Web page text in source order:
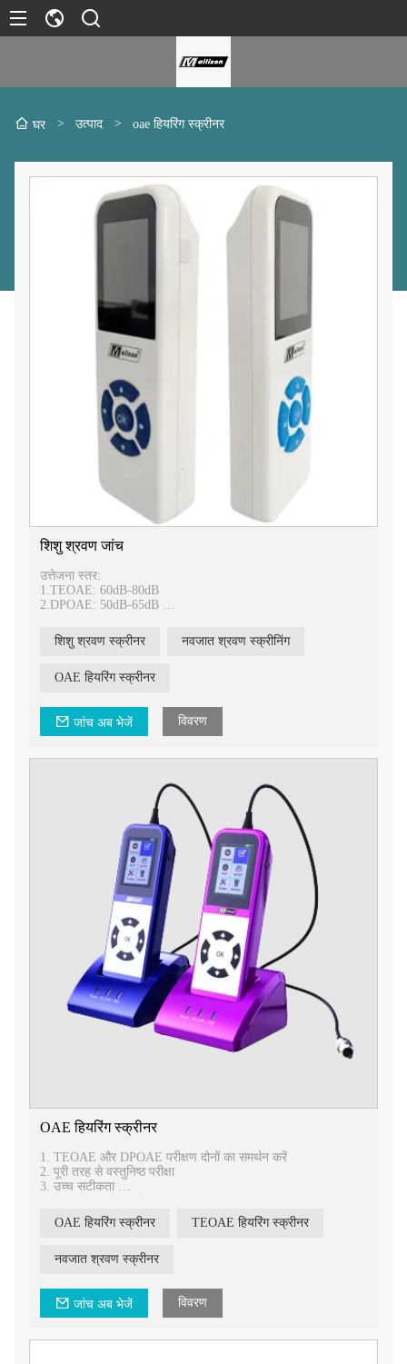
घर > उत्पाद > oae हियरिंग स्क्रीनर
शिशु श्रवण जांच
उत्तेजना स्तर:
1.TEOAE: 60dB-80dB
2.DPOAE: 50dB-65dB
शिशु श्रवण जांच
1.घटक
होस्ट डिवाइस, जांच, आधार, एडेप्टर, इयरप्लग
शिशु श्रवण स्क्रीनर नवजात श्रवण स्क्रीनिंग
OAE हियरिंग स्क्रीनर
जांच अब भेजें विवरण
OAE हियरिंग स्क्रीनर
1. TEOAE और DPOAE परीक्षण दोनों का समर्थन करें
2. पूरी तरह से वस्तुनिष्ठ परीक्षा
3. उच्च सटीकता
5. सभी आयु समूहों के लिए लागू, esp। बच्चों और नवजात शिशुओं के लिए
आदर्श
OAE हियरिंग स्क्रीनर TEOAE हियरिंग स्क्रीनर
नवजात श्रवण स्क्रीनर
जांच अब भेजें विवरण